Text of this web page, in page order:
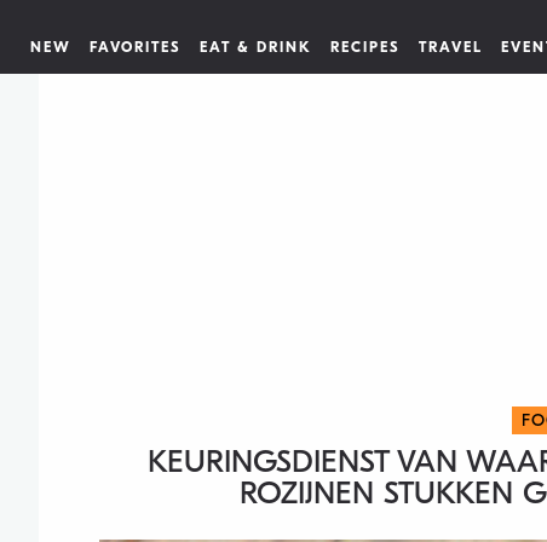
NEW FAVORITES EAT & DRINK RECIPES TRAVEL
KEURINGSDIENST VAN
ROZIJNEN STUKKEN